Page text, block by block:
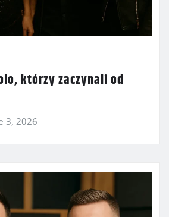
którzy zaczynali od
3, 2026